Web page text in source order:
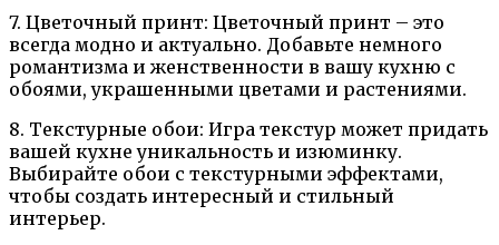
7. Цветочный принт: Цветочный принт – это
всегда модно и актуально. Добавьте немного
романтизма и женственности в вашу кухню с
обоями, украшенными цветами и растениями.
8. Текстурные обои: Игра текстур может придать
вашей кухне уникальность и изюминку.
Выбирайте обои с текстурными эффектами,
чтобы создать интересный и стильный
интерьер.